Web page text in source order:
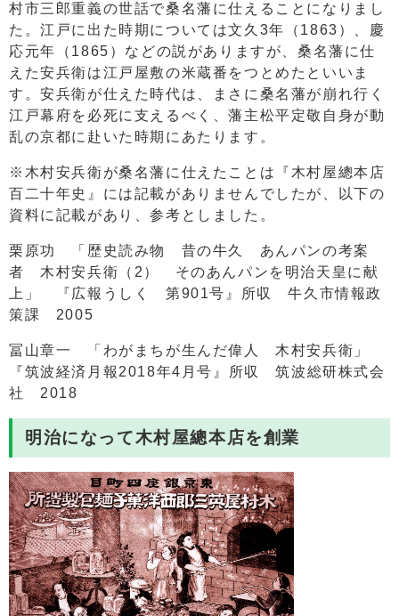
村市三郎重義の世話で桑名藩に仕えることになりまし
た。江戸に出た時期については文久3年（1863）、慶
応元年（1865）などの説がありますが、桑名藩に仕
えた安兵衛は江戸屋敷の米蔵番をつとめたといいま
す。安兵衛が仕えた時代は、まさに桑名藩が崩れ行く
江戸幕府を必死に支えるべく、藩主松平定敬自身が動
乱の京都に赴いた時期にあたります。
※木村安兵衛が桑名藩に仕えたことは『木村屋總本店
百二十年史』には記載がありませんでしたが、以下の
資料に記載があり、参考としました。
栗原功 「歴史読み物 昔の牛久 あんパンの考案
者 木村安兵衛（2） そのあんパンを明治天皇に献
上」 『広報うしく 第901号』所収 牛久市情報政
策課 2005
冨山章一 「わがまちが生んだ偉人 木村安兵衛」
『筑波経済月報2018年4月号』所収 筑波総研株式会
社 2018
明治になって木村屋總本店を創業